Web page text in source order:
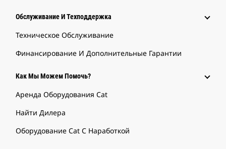
Обслуживание И Техподдержка
Техническое Обслуживание
Финансирование И Дополнительные Гарантии
Как Мы Можем Помочь?
Аренда Оборудования Cat
Найти Дилера
Оборудование Cat С Наработкой